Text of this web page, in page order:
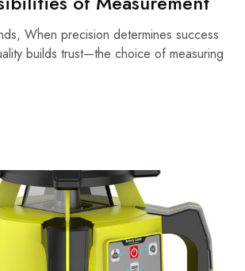
When precision determines success
builds trust—the choice of measuring